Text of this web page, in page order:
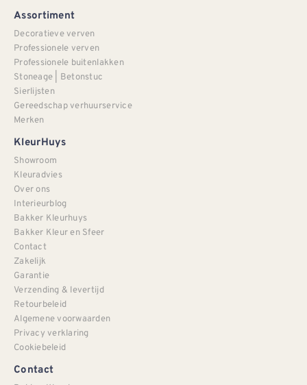
Assortiment
Decoratieve verven
Professionele verven
Professionele buitenlakken
Stoneage | Betonstuc
Sierlijsten
Gereedschap verhuurservice
Merken
KleurHuys
Showroom
Kleuradvies
Over ons
Interieurblog
Bakker Kleurhuys
Bakker Kleur en Sfeer
Contact
Zakelijk
Garantie
Verzending & levertijd
Retourbeleid
Algemene voorwaarden
Privacy verklaring
Cookiebeleid
Contact